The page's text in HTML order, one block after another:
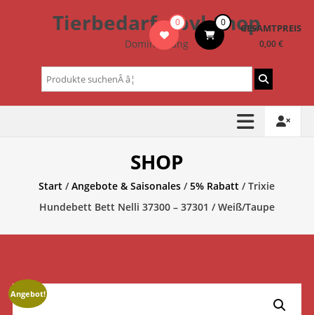
Tierbedarf – bvl-Shop
Dominik Lang
0 0 GESAMTPREIS
0,00 €
Suchen
nach:
SHOP
Start /Angebote & Saisonales /5% Rabatt / Trixie
Hundebett Bett Nelli 37300 – 37301 / Weiß/Taupe
Angebot!